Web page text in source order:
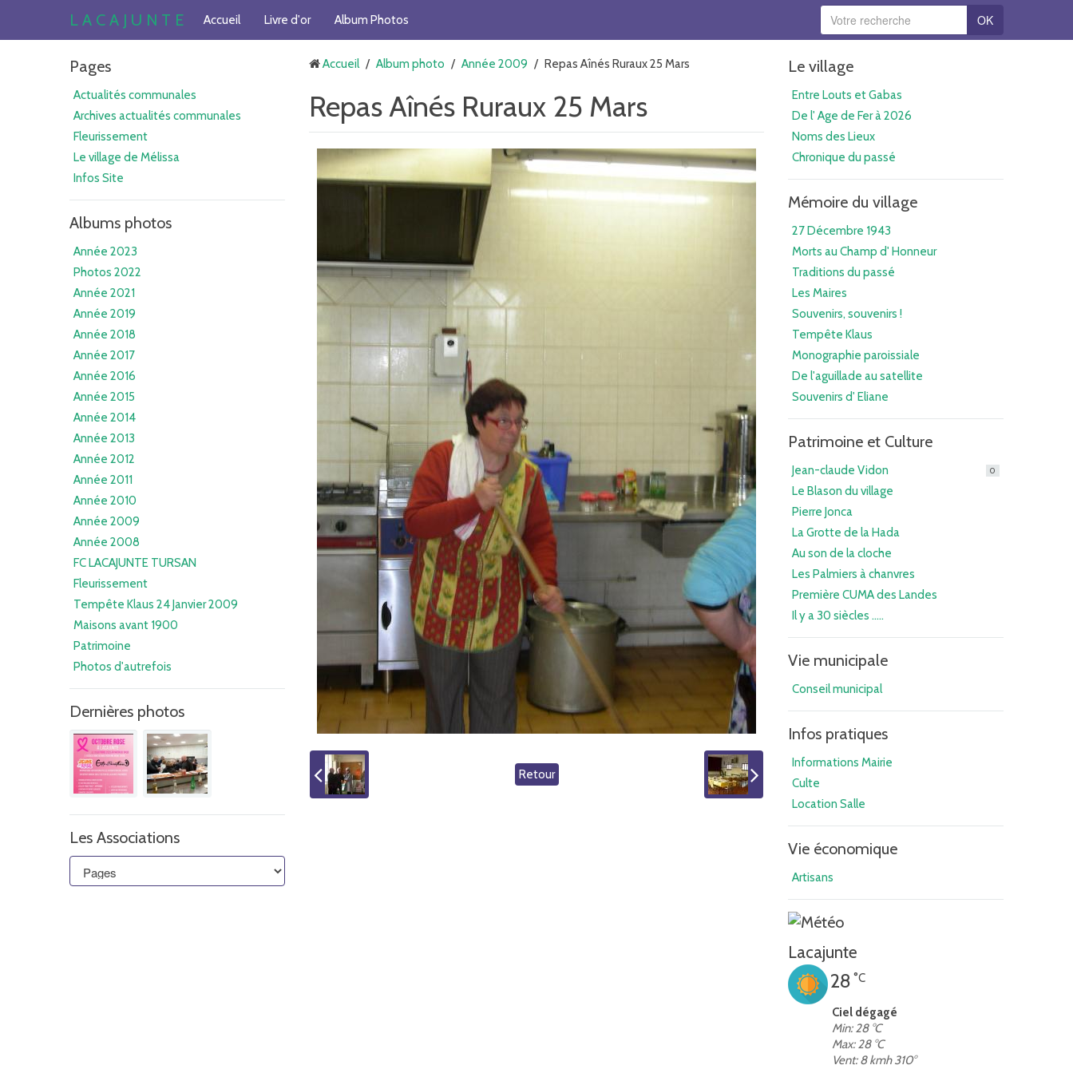
L A C A J U N T E Accueil Livre d'or Album Photos OK
Pages
Actualités communales
Archives actualités communales
Fleurissement
Le village de Mélissa
Infos Site
Albums photos
Année 2023
Photos 2022
Année 2021
Année 2019
Année 2018
Année 2017
Année 2016
Année 2015
Année 2014
Année 2013
Année 2012
Année 2011
Année 2010
Année 2009
Année 2008
FC LACAJUNTE TURSAN
Fleurissement
Tempête Klaus 24 Janvier 2009
Maisons avant 1900
Patrimoine
Photos d'autrefois
Dernières photos
Les Associations
Accueil / Album photo / Année 2009 / Repas Aînés Ruraux 25 Mars
Repas Aînés Ruraux 25 Mars
Retour
Le village
Entre Louts et Gabas
De l' Age de Fer à 2026
Noms des Lieux
Chronique du passé
Mémoire du village
27 Décembre 1943
Morts au Champ d' Honneur
Traditions du passé
Les Maires
Souvenirs, souvenirs !
Tempête Klaus
Monographie paroissiale
De l'aguillade au satellite
Souvenirs d' Eliane
Patrimoine et Culture
Jean-claude Vidon 0
Le Blason du village
Pierre Jonca
La Grotte de la Hada
Au son de la cloche
Les Palmiers à chanvres
Première CUMA des Landes
Il y a 30 siècles .....
Vie municipale
Conseil municipal
Infos pratiques
Informations Mairie
Culte
Location Salle
Vie économique
Artisans
Lacajunte
28 °C
Ciel dégagé
Min: 28 °C
Max: 28 °C
Vent: 8 kmh 310°